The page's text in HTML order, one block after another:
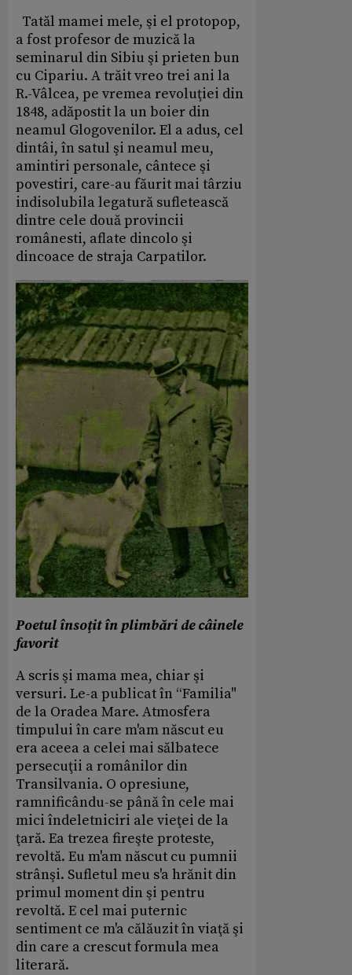
Tatăl mamei mele, şi el protopop,
a fost profesor de muzică la
seminarul din Sibiu şi prieten bun
cu Cipariu. A trăit vreo trei ani la
R.-Vâlcea, pe vremea revoluţiei din
1848, adăpostit la un boier din
neamul Glogovenilor. El a adus, cel
dintâi, în satul şi neamul meu,
amintiri personale, cântece şi
povestiri, care-au făurit mai târziu
indisolubila legatură sufletească
dintre cele două provincii
românesti, aflate dincolo şi
dincoace de straja Carpatilor.
Poetul însoţit în plimbări de câinele
favorit
A scris şi mama mea, chiar şi
versuri. Le-a publicat în “Familia"
de la Oradea Mare. Atmosfera
timpului în care m'am născut eu
era aceea a celei mai sălbatece
persecuţii a românilor din
Transilvania. O opresiune,
ramnificându-se până în cele mai
mici îndeletniciri ale vieţei de la
ţară. Ea trezea fireşte proteste,
revoltă. Eu m'am născut cu pumnii
strânşi. Sufletul meu s'a hrănit din
primul moment din şi pentru
revoltă. E cel mai puternic
sentiment ce m'a călăuzit în viaţă şi
din care a crescut formula mea
literară.